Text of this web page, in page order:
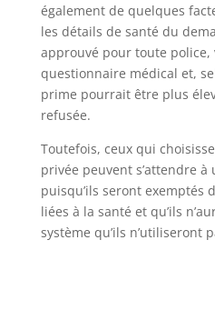
également de quelques
les détails de santé du
approuvé pour toute police,
questionnaire médical et,
prime pourrait être plus
refusée.
Toutefois, ceux qui
privée peuvent s’attendre
puisqu’ils seront exemptés
liées à la santé et qu’ils
système qu’ils n’utiliseront